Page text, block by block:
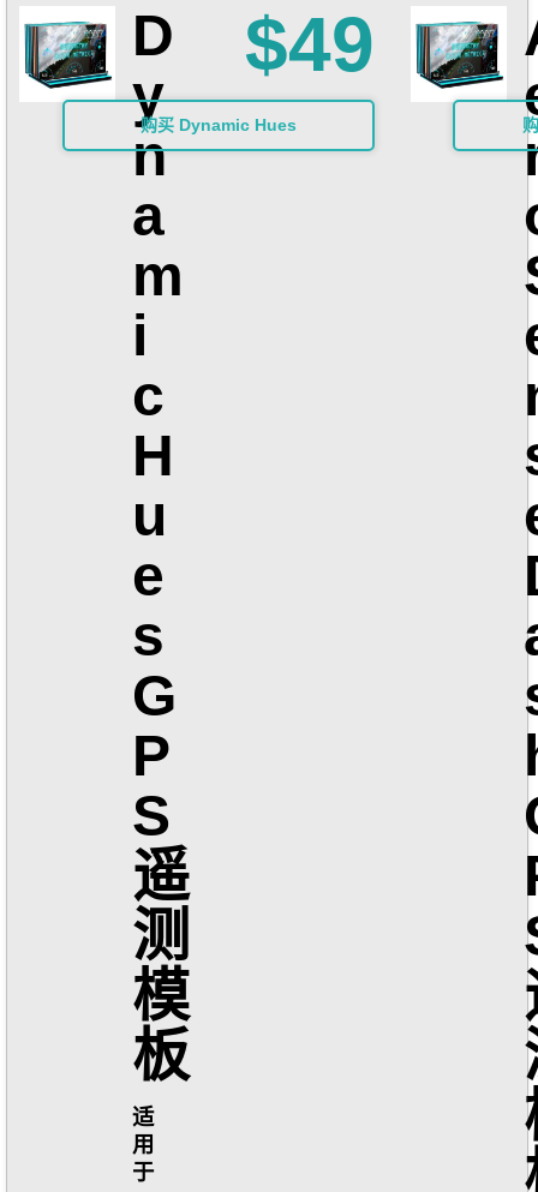
D
y
n
a
m
i
c
H
u
e
s
G
P
S
遥
测
模
板
适
用
于
$49
购买 Dynamic Hues